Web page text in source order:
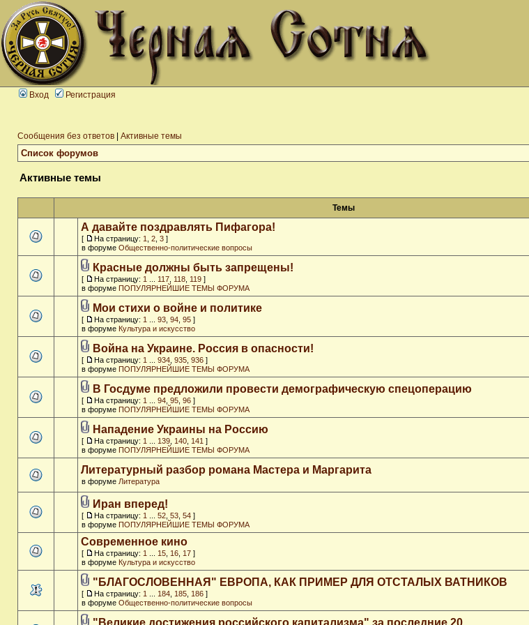
Вход Регистрация
Сообщения без ответов Активные темы
Список форумов
Активные темы
Темы
А давайте поздравлять Пифагора!
[ На страницу: 1 2 3 ]
в форуме Общественно-политические вопросы
Красные должны быть запрещены!
[ На страницу: 1 117 118 119 ]
в форуме ПОПУЛЯРНЕЙШИЕ ТЕМЫ ФОРУМА
Мои стихи о войне и политике
[ На страницу: 1 93 94 95 ]
в форуме Культура и искусство
Война на Украине. Россия в опасности!
[ На страницу: 1 934 935 936 ]
в форуме ПОПУЛЯРНЕЙШИЕ ТЕМЫ ФОРУМА
В Госдуме предложили провести демографическую спецоперацию
[ На страницу: 1 94 95 96 ]
в форуме ПОПУЛЯРНЕЙШИЕ ТЕМЫ ФОРУМА
Нападение Украины на Россию
[ На страницу: 1 139 140 141 ]
в форуме ПОПУЛЯРНЕЙШИЕ ТЕМЫ ФОРУМА
Литературный разбор романа Мастера и Маргарита
в форуме Литература
Иран вперед!
[ На страницу: 1 52 53 54 ]
в форуме ПОПУЛЯРНЕЙШИЕ ТЕМЫ ФОРУМА
Современное кино
[ На страницу: 1 15 16 17 ]
в форуме Культура и искусство
"БЛАГОСЛОВЕННАЯ" ЕВРОПА, КАК ПРИМЕР ДЛЯ ОТСТАЛЫХ ВАТНИКОВ
[ На страницу: 1 184 185 186 ]
в форуме Общественно-политические вопросы
"Великие достижения российского капитализма" за последние 20